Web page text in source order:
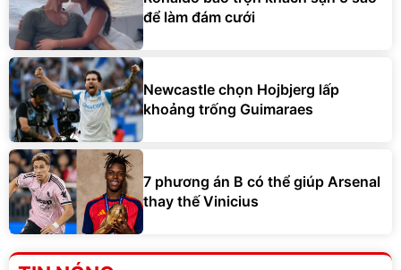
để làm đám cưới
Newcastle chọn Hojbjerg lấp
khoảng trống Guimaraes
7 phương án B có thể giúp Arsenal
thay thế Vinicius